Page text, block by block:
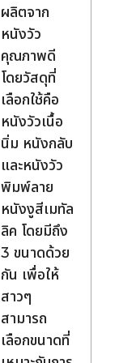
ผลิตจาก
หนังวัว
คุณภาพดี
โดยวัสดุที่
เลือกใช้คือ
หนังวัวเนื้อ
นิ่ม หนังกลับ
และหนังวัว
พิมพ์ลาย
หนังงูสีเมทัล
ลิค โดยมีถึง
3 ขนาดด้วย
กัน เพื่อให้
สาวๆ
สามารถ
เลือกขนาดที่